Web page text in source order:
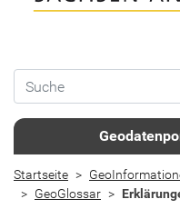
Startseite
GeoGlossar